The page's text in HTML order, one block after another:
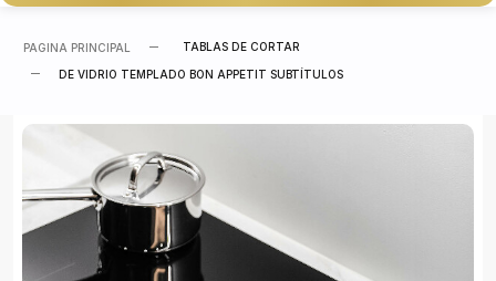
PAGINA PRINCIPAL TABLAS DE CORTAR
DE VIDRIO TEMPLADO BON APPETIT SUBTÍTULOS